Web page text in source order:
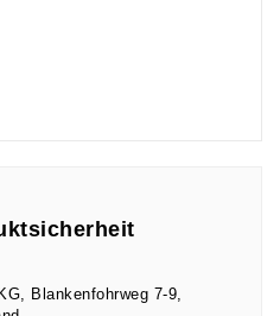
Blankenfohrweg 7-9